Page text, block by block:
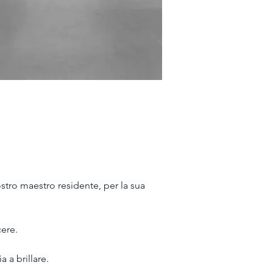
maestro residente, per la sua
a brillare.